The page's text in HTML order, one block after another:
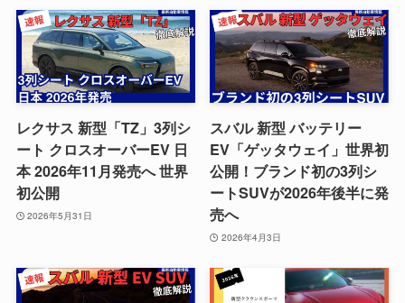
レクサス 新型「TZ」3列シ
ート クロスオーバーEV 日
本 2026年11月発売へ 世界
初公開
2026年5月31日
スバル 新型 バッテリー
EV「ゲッタウェイ」世界初
公開！ブランド初の3列シ
ートSUVが2026年後半に発
売へ
2026年4月3日